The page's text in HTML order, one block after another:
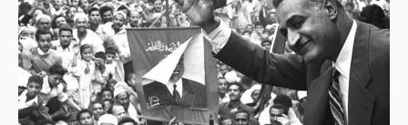
2017
2016
2015
2014
A.S
Aal Usul Teroris
Abad 21